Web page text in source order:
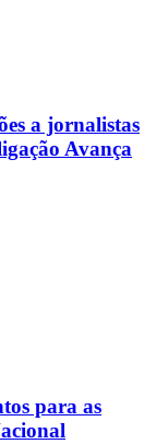
a jornalistas
Avança
para as